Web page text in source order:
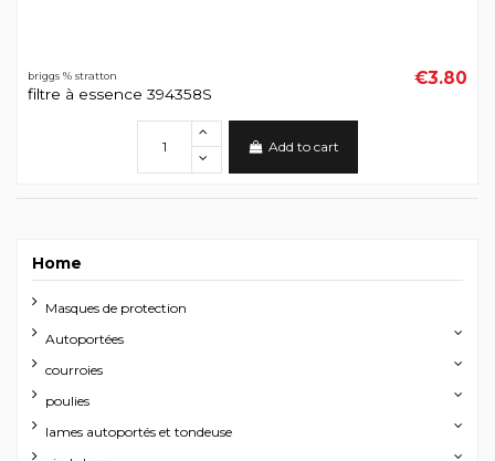
briggs % stratton
filtre à essence 394358S
€3.80
Add to cart
Home
Masques de protection
Autoportées
courroies
poulies
lames autoportés et tondeuse